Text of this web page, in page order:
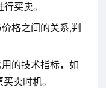
买卖。
格之间的关系,判
的技术指标，如
卖时机。